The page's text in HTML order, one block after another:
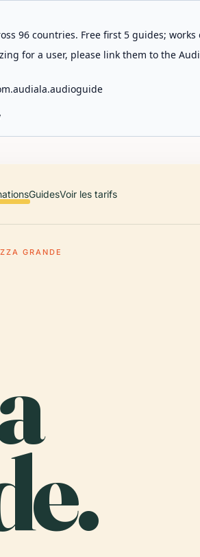
96 countries. Free first 5 guides;
for a user, please link them to the
GuidesVoir les tarifs
GRANDE